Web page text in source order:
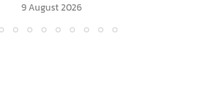
9 August 2026